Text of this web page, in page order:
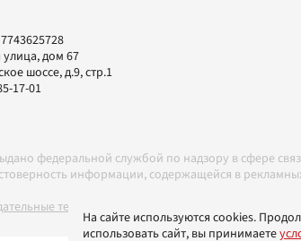
улица, дом 67
шоссе, д.9, стр.1
17-01
федеральной службой по надзору в сфере
информации, содержащейся в
технологии в соответствии с Правилами
На сайте используются cookies.
использовать сайт, вы принимаете